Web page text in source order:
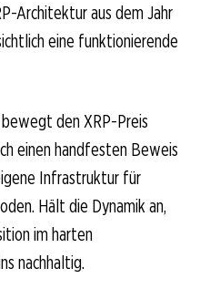
Architektur aus dem Jahr
eine funktionierende
den XRP-Preis
einen handfesten Beweis
Infrastruktur für
Hält die Dynamik an,
im harten
nachhaltig.